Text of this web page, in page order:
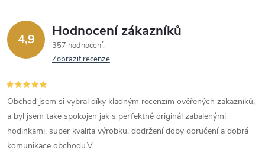
4,9 Hodnocení zákazníků
357 hodnocení
Zobrazit recenze
Obchod jsem si vybral díky kladným recenzím ověřených zákazníků,
a byl jsem take spokojen jak s perfektně originál zabalenými
hodinkami, super kvalita výrobku, dodržení doby doručení a dobrá
komunikace obchodu.V